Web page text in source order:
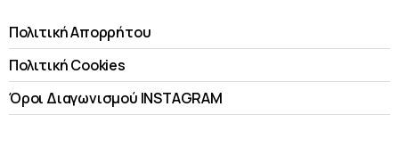
Πολιτική Απορρήτου
Πολιτική Cookies
Όροι Διαγωνισμού INSTAGRAM